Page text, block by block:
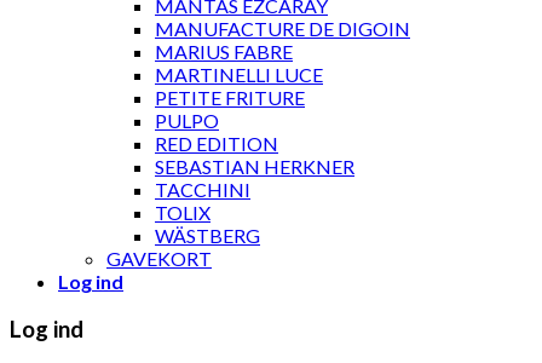
MANTAS EZCARAY
MANUFACTURE DE DIGOIN
MARIUS FABRE
MARTINELLI LUCE
PETITE FRITURE
PULPO
RED EDITION
SEBASTIAN HERKNER
TACCHINI
TOLIX
WÄSTBERG
GAVEKORT
Log ind
Log ind